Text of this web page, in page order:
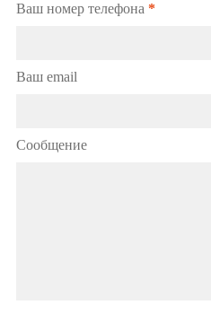
Ваш номер телефона *
Ваш email
Сообщение